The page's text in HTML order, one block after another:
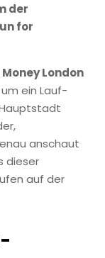
der
for
London
ein Lauf-
anschaut
dieser
auf der